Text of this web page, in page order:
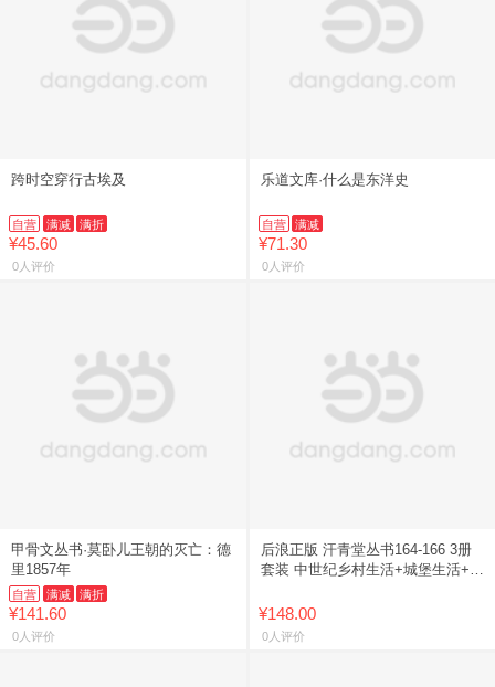
跨时空穿行古埃及
自营 满减 满折
¥45.60
0人评价
乐道文库·什么是东洋史
自营 满减
¥71.30
0人评价
甲骨文丛书·莫卧儿王朝的灭亡：德
里1857年
自营 满减 满折
¥141.60
0人评价
后浪正版 汗青堂丛书164-166 3册
套装 中世纪乡村生活+城堡生活+城
史欧洲史 中世
¥148.00
0人评价